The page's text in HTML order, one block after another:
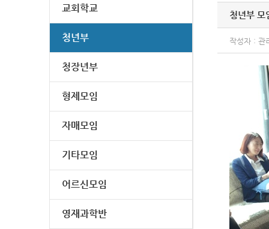
교회학교
청년부
청장년부
형제모임
자매모임
기타모임
어르신모임
영재과학반
청년부
작성자 : 관